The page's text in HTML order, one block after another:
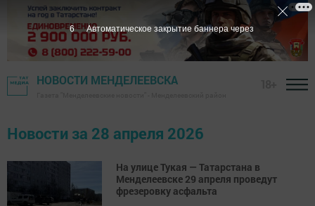
НОВОСТИ МЕНДЕЛЕЕВСКА
Новости за 28 апреля 2026
На улице Тукая — Татарстана в
Менделеевске 29 апреля проведут
фрезеровку асфальта
5 Автоматическое закрытие баннера через